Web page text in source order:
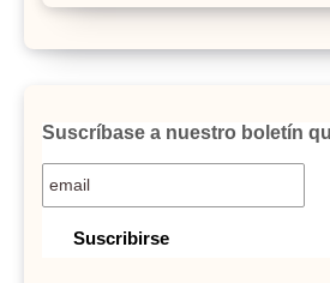
Suscríbase a nuestro boletín